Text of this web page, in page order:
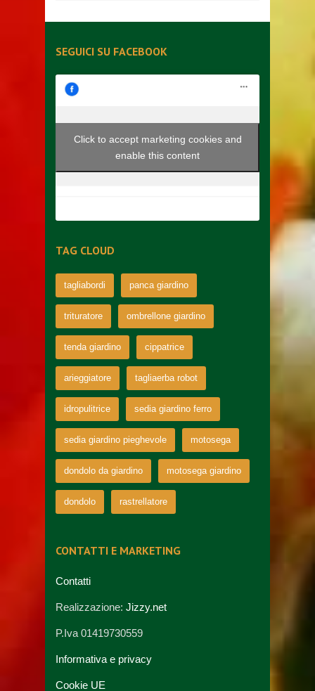
SEGUICI SU FACEBOOK
Click to accept marketing cookies and
enable this content
TAG CLOUD
tagliabordi panca giardino
trituratore ombrellone giardino
tenda giardino cippatrice
arieggiatore tagliaerba robot
idropulitrice sedia giardino ferro
sedia giardino pieghevole motosega
dondolo da giardino motosega giardino
dondolo rastrellatore
CONTATTI E MARKETING
Contatti
Realizzazione: Jizzy.net
P.Iva 01419730559
Informativa e privacy
Cookie UE